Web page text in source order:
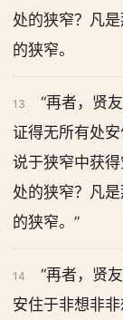
处的狭窄？凡
的狭窄。
13
“再者，贤
证得无所有处
说于狭窄中获
处的狭窄？凡
的狭窄。”
14
“再者，贤
安住于非想非